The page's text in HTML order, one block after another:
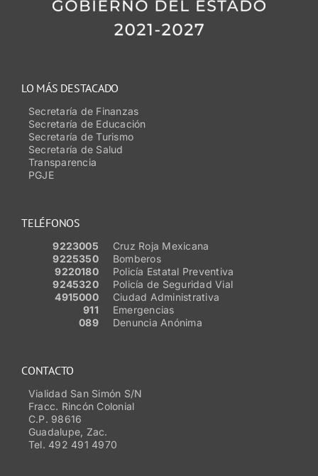
TELÉFONOS
9223005
Cruz Roja Mexicana
9225350
Bomberos
9220180
Policía Estatal Preventiva
9245320
Policía de Seguridad Vial
4915000
Ciudad Administrativa
911
Emergencias
089
Denuncia Anónima
LO MÁS DESTACADO
Secretaría de Finanzas
Secretaría de Educación
Secretaría de Turismo
Secretaría de Salud
Transparencia
PGJE
CONTACTO
Vialidad San Simón S/N
Fracc. Rincón Colonial
C.P. 98616
Guadalupe, Zac.
Tel. 492 491 4970